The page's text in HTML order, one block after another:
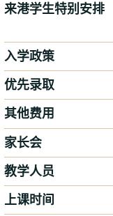
来港学生特别安排
入学政策
优先录取
其他费用
家长会
教学人员
上课时间